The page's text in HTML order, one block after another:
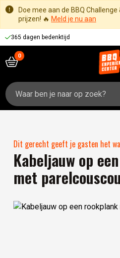
Doe mee aan de BBQ
prijzen! 🔥 Meld je nu aan
365 dagen bedenktijd
Zoeken
naar:
Dit gerecht geeft je gasten het
Kabeljauw op
met